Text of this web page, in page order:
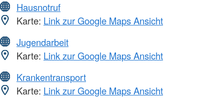
Hausnotruf
Karte: Link zur Google Maps Ansicht
Jugendarbeit
Karte: Link zur Google Maps Ansicht
Krankentransport
Karte: Link zur Google Maps Ansicht